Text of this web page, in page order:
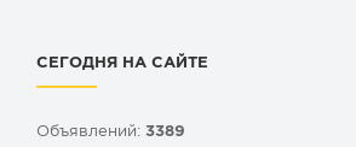
СЕГОДНЯ НА САЙТЕ
Объявлений: 3389